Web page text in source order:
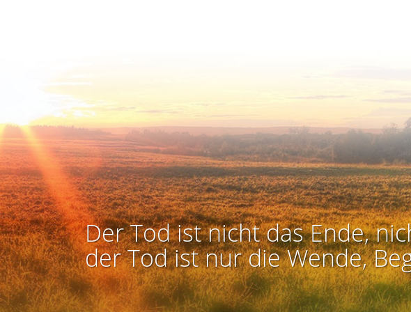
Der Tod ist nicht das Ende,
der Tod ist nur die Wende,